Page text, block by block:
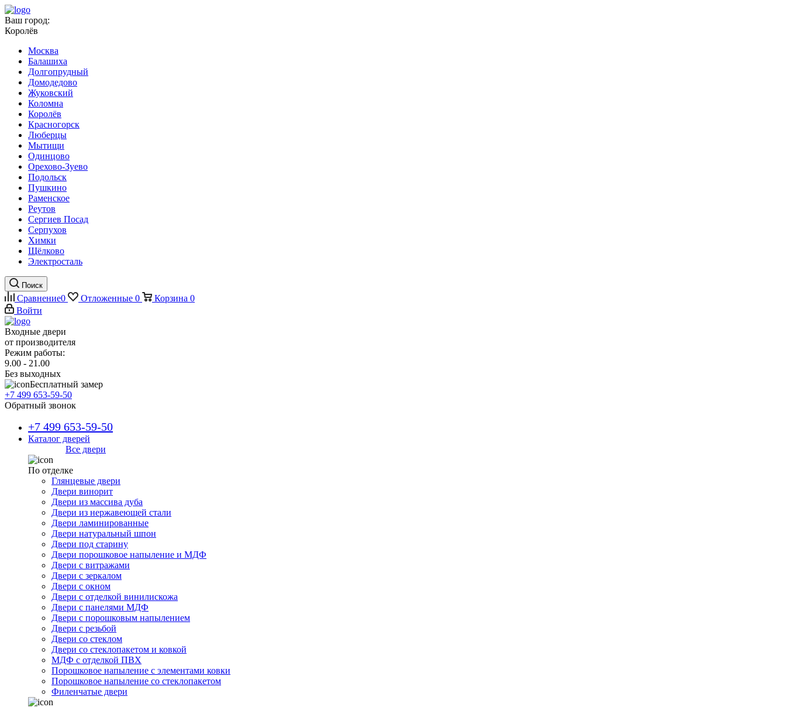
Ваш город:
Королёв
Москва
Балашиха
Долгопрудный
Домодедово
Жуковский
Коломна
Королёв
Красногорск
Люберцы
Мытищи
Одинцово
Орехово-Зуево
Подольск
Пушкино
Раменское
Реутов
Сергиев Посад
Серпухов
Химки
Щёлково
Электросталь
Поиск
Сравнение0 Отложенные 0 Корзина 0
Войти
Входные двери
от производителя
Режим работы:
9.00 - 21.00
Без выходных
Бесплатный замер
+7 499 653-59-50
Обратный звонок
+7 499 653-59-50
Каталог дверей
Все двери
По отделке
Глянцевые двери
Двери винорит
Двери из массива дуба
Двери из нержавеющей стали
Двери ламинированные
Двери натуральный шпон
Двери под старину
Двери порошковое напыление и МДФ
Двери с витражами
Двери с зеркалом
Двери с окном
Двери с отделкой винилискожа
Двери с панелями МДФ
Двери с порошковым напылением
Двери с резьбой
Двери со стеклом
Двери со стеклопакетом и ковкой
МДФ с отделкой ПВХ
Порошковое напыление с элементами ковки
Порошковое напыление со стеклопакетом
Филенчатые двери